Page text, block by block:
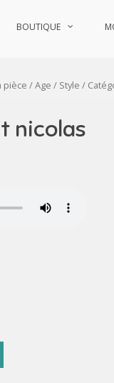
BOUTIQUE
pièce /Age / Style /
nicolas